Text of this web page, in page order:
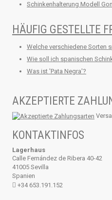
Schinkenhalterung Modell
HÄUFIG GESTELLTE
Welche verschiedene Sorten
Wie soll ich spanischen
Was ist 'Pata Negra'?
AKZEPTIERTE
KONTAKTINFOS
Lagerhaus
Calle Fernández de Ribera 40-42
41005 Sevilla
Spanien
+34 653.191.152